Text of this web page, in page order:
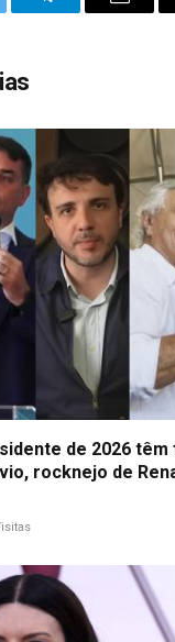
TelegramEmail
de 2026 têm
rocknejo de